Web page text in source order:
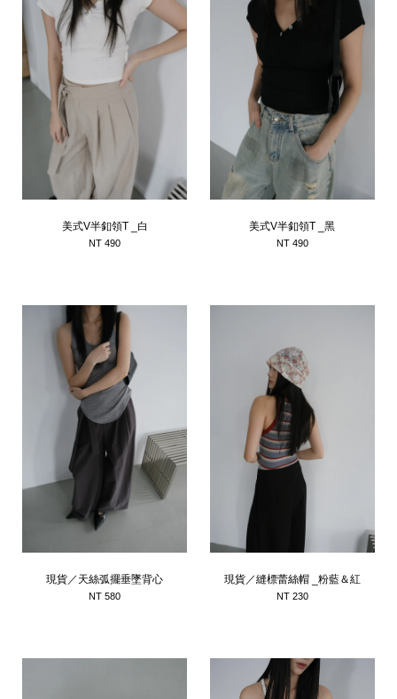
美式V半釦領T _白
NT 490
美式V半釦領T _黑
NT 490
現貨／天絲弧擺垂墜背心
NT 580
現貨／縫標蕾絲帽 _粉藍＆紅
NT 230